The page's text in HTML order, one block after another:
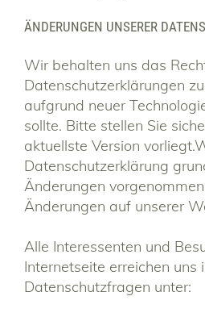
ÄNDERUNGEN UNSERER
Wir behalten uns das
Datenschutzerklärungen
aufgrund neuer
sollte. Bitte stellen Sie
aktuellste Version
Datenschutzerklärung
Änderungen
Änderungen auf unserer
Alle Interessenten und
Internetseite erreichen uns
Datenschutzfragen unter: